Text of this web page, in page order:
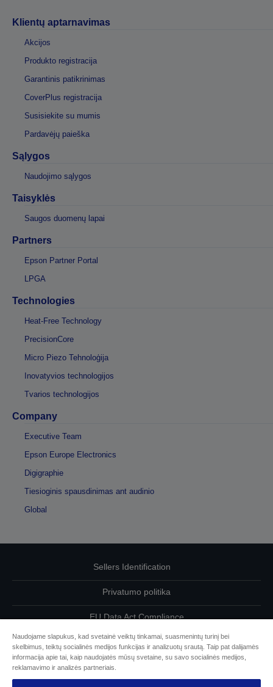
Klientų aptarnavimas
Akcijos
Produkto registracija
Garantinis patikrinimas
CoverPlus registracija
Susisiekite su mumis
Pardavėjų paieška
Sąlygos
Naudojimo sąlygos
Taisyklės
Saugos duomenų lapai
Partners
Epson Partner Portal
LPGA
Technologies
Heat-Free Technology
PrecisionCore
Micro Piezo Tehnoloģija
Inovatyvios technologijos
Tvarios technologijos
Company
Executive Team
Epson Europe Electronics
Digigraphie
Tiesioginis spausdinimas ant audinio
Global
Sellers Identification
Privatumo politika
EU Data Act Compliance
Susisiekite su mumis dėl savo duomenų
Cookie Information
Naudojame slapukus, kad svetainė veiktų tinkamai, suasmenintų turinį bei
skelbimus, teiktų socialinės medijos funkcijas ir analizuotų srautą. Taip pat dalijamės
informacija apie tai, kaip naudojatės mūsų svetaine, su savo socialinės medijos,
reklamavimo ir analizės partneriais.